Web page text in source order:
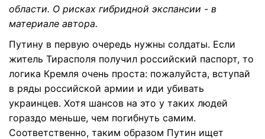
области. О рисках гибридной экспансии - в
материале автора.
Путину в первую очередь нужны солдаты. Если
житель Тирасполя получил российский паспорт, то
логика Кремля очень проста: пожалуйста, вступай
в ряды российской армии и иди убивать
украинцев. Хотя шансов на это у таких людей
гораздо меньше, чем погибнуть самим.
Соответственно, таким образом Путин ищет